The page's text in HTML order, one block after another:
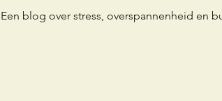
Een blog over stress, overspannenheid en